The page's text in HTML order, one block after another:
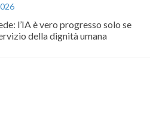
l’IA è vero progresso solo se
della dignità umana